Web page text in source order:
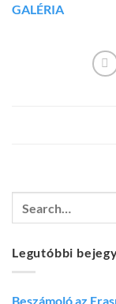
GALÉRIA
Legutóbbi
Beszámoló az